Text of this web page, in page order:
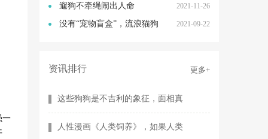
一
争议，港媒：保障
遛狗不牵绳闹出人命
后，“凶手”哪去了？后
2021-11-26
没有“宠物盲盒”，流浪猫狗
2021-09-22
资讯排行 更多+
这些狗狗是不吉利的象征，面相真
人性漫画《人类饲养》，如果人类